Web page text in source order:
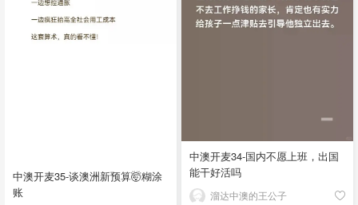
中澳开麦35-谈澳洲新预算🤯糊涂
账
中澳开麦34-国内不愿上班，出国
能干好活吗
溜达中澳的王公子